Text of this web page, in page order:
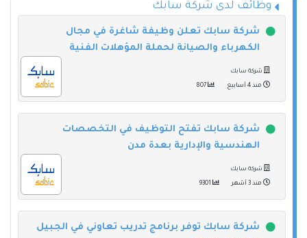
وظائف لدى شركة سابك
شركة سابك تعلن وظيفة شاغرة في مجال
الكهرباء والصيانة لحملة المؤهلات الفنية
شركة سابك
منذ 4 أسابيع
شركة سابك تفتح التوظيف في التخصصات
الهندسية والإدارية بعدة مدن
شركة سابك
منذ 3 أشهر
شركة سابك توفر برنامج تدريب تعاوني في الجبيل